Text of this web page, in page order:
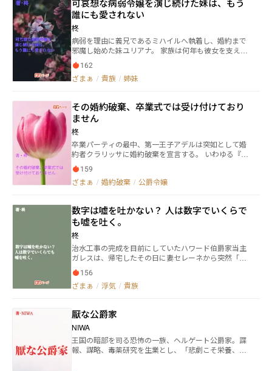
可哀想な病弱令嬢を演じ続けた妹は、もう
誰にも愛されない
柊
病弱を理由に義兄であるミハイルへ執着し、婚約まで
邪魔し始めた妹ユリアナ。 家族は何年も彼女を支え続
けてきたが、ある一言をきっかけに姉イリーナの情は
完全に消え失せる。 それは……。 ※複数のサイトに投
稿しています。
162
ざまぁ / 貴族 / 姉妹
その婚約破棄、卒業式では受け付けており
ません
柊
卒業パーティの最中、第一王子アデルは突如として婚
約者クラリッサに婚約破棄を宣言する。 いわゆる『公
開断罪』のはずだった。 しかし、周囲は談笑を続け、
誰一人としてその茶番に付き合おうとしない。 困惑す
る王子と令嬢たちの前に立ったのは……。 ※複数のサ
159
ざまぁ / 婚約破棄 / 公爵令嬢
数字は嘘を吐かない？ 人は数字でいくらで
も嘘を吐く。
柊
治水工事の完成を目前にしていたハワード伯爵家当主
ガレスは、帰宅したその日に妻セレーネから突然「離
縁は成立しました」と告げられ、出て行かれてしま
う。 署名した覚えのない離縁届。 調査の結果、それは
大量の公務書類に紛れ込ませる形で署名を騙し取られ
とった行動は……。 ※複数のサイトに投稿していま
す。
156
ざまぁ / 浮気 / 貴族
厭な公爵家
NIWA
王国の暗部を司る恐怖の一族、ヘルゲート公爵家。諜
報、謀略、毒薬研究を生業とし、「悲劇こそ栄養、陰